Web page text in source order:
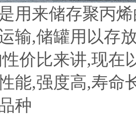
用来储存聚丙
输,储罐用以存
价比来讲,现在
能,强度高,寿命
种